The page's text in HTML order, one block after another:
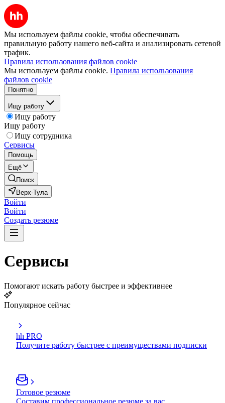
Мы используем файлы cookie, чтобы обеспечивать
правильную работу нашего веб-сайта и анализировать сетевой
трафик.
Правила использования файлов cookie
Мы используем файлы cookie. Правила использования
файлов cookie
Понятно
Ищу работу
Ищу работу
Ищу работу
Ищу сотрудника
Сервисы
Помощь
Ещё
Поиск
Верх-Тула
Войти
Войти
Создать резюме
Сервисы
Помогают искать работу быстрее и эффективнее
Популярное сейчас
hh PRO
Получите работу быстрее с преимуществами подписки
Готовое резюме
Составим профессиональное резюме за вас